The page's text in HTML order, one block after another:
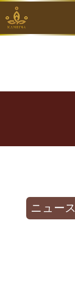
ニュース